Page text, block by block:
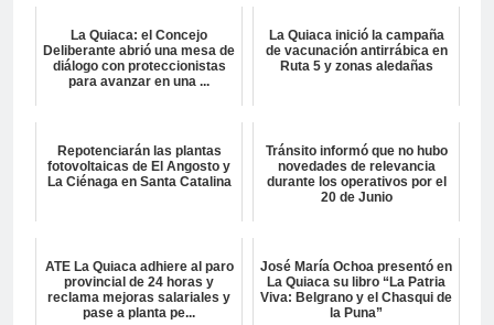
La Quiaca: el Concejo
Deliberante abrió una mesa de
diálogo con proteccionistas
para avanzar en una ...
La Quiaca inició la campaña
de vacunación antirrábica en
Ruta 5 y zonas aledañas
Repotenciarán las plantas
fotovoltaicas de El Angosto y
La Ciénaga en Santa Catalina
Tránsito informó que no hubo
novedades de relevancia
durante los operativos por el
20 de Junio
ATE La Quiaca adhiere al paro
provincial de 24 horas y
reclama mejoras salariales y
pase a planta pe...
José María Ochoa presentó en
La Quiaca su libro “La Patria
Viva: Belgrano y el Chasqui de
la Puna”